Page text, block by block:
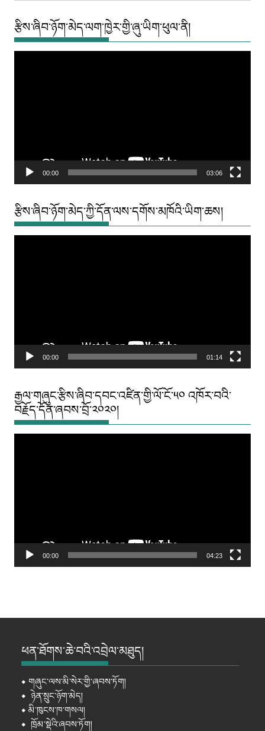
རྩིས་ཞིབ་ཉོག་མེད་ལག་ཁྱེར་གྱི་ཞུ་ཡིག་ཕུལ་ནི།
00:00 03:06
རྩིས་ཞིབ་ཉོག་མེད་ཀྱི་དོན་ལས་དགོས་མཁོའི་ཡིག་ཆས།
00:00 01:14
རྒྱལ་གཞུང་རྩིས་ཞིབ་དབང་འཛིན་གྱི་ལོ་ངོ་༥༠ འཁོར་བའི་
བརྗོད་དོན་ཞབས་བྲོ་༢༠༢༠།
00:00 04:23
ཕན་ཐོགས་ཆེ་བའི་འབྲེལ་མཐུད།
⦁གཞུང་ལས་མི་སེར་གྱི་ཞབས་ཏོག།
⦁ ཉེན་སྲུང་ཉོག་མེད།
⦁ མི་ཁུངས་ཁ་གསལ།
⦁ ཁྲོམ་སྡེའི་ཞབས་ཏོག།